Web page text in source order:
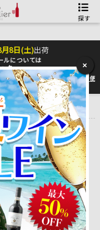
探す
月8日(土)出荷
ルについては
ク
ております。最新情報は佐川急便
さい。
ドーワイン ＞
ポイヤック
de Latour
全3件）
×